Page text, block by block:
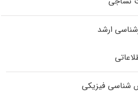
ارشد
شناسی فیزیکی